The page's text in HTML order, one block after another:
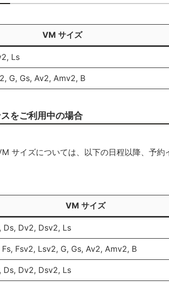
VM サイズ
Ls
G, Gs, Av2, Amv2, B
をご利用中の場合
サイズについては、以下の日程以降、予
VM サイズ
Ds, Dv2, Dsv2, Ls
Fs, Fsv2, Lsv2, G, Gs, Av2, Amv2, B
Ds, Dv2, Dsv2, Ls